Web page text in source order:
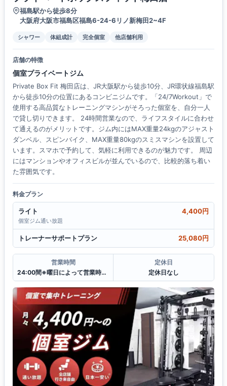
福島駅から徒歩8分
大阪府大阪市福島区福島6-24-6リノ新梅田2~4F
シャワー 体組成計 完全個室 他店舗利用
店舗の特徴
個室プライベートジム
Private Box Fit 梅田店は、JR大阪駅から徒歩10分、JR環状線福島駅
から徒歩10分の位置にあるコンビニジムです。「24/7Workout」で
使用する高品質なトレーニングマシンがそろった個室を、自分一人
で貸し切りできます。 24時間営業なので、ライフスタイルに合わせ
て通えるのがメリットです。ジム内にはMAX重量24kgのアジャスト
ダンベル、スピンバイク、MAX重量80kgのスミスマシンを設置して
います。スマホで予約して、気軽に利用できるのが魅力です。 周辺
にはマンションやオフィスビルが並んでいるので、比較的落ち着い
た雰囲気です。
料金プラン
ライト 4,400円
個室ジム通い放題
トレーナーサポートプラン 25,080円
営業時間
24:00間※曜日によって営業時間が異なる場合がございます.
定休日
定休日なし